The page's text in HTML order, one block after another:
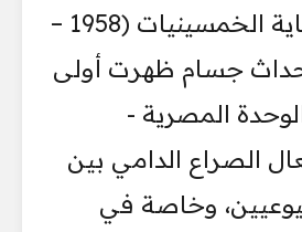
المتبقية من نهاية الخمسينيات (1958 –
بأحداث جسام ظهرت أولى
المصرية -
الصراع الدامي بين
وخاصة في